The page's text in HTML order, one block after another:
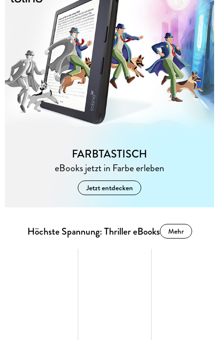
FARBTASTISCH
eBooks jetzt in Farbe erleben
Jetzt entdecken
Höchste Spannung: Thriller eBooks Mehr